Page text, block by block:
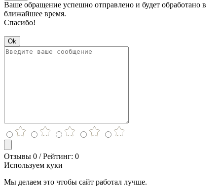
Ваше обращение успешно отправлено и будет обработано в
ближайшее время.
Спасибо!
Ok
Отзывы 0 / Рейтинг: 0
Используем куки
Мы делаем это чтобы сайт работал лучше.